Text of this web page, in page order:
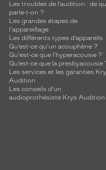
Les troubles de l’audition : de
parle-t-on ?
Les grandes étapes de
l'appareillage
Les différents types d’appareils
Qu’est-ce qu'un acouphène ?
Qu'est-ce que l'hyperacousie ?
Qu’est-ce que la presbyacousie
Les services et les garanties
Audition
Les conseils d'un
audioprothésiste Krys Audition